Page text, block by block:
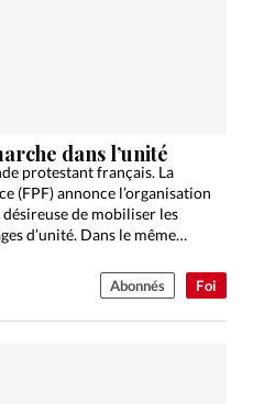
Foi
dans l’unité
protestant français. La
(FPF) annonce l’organisation
de mobiliser les
d’unité. Dans le même…
Abonnés